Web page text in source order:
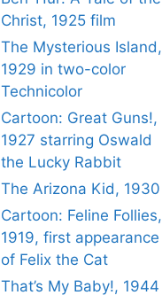
Christ, 1925 film
The Mysterious Island,
1929 in two-color
Technicolor
Cartoon: Great Guns!,
1927 starring Oswald
the Lucky Rabbit
The Arizona Kid, 1930
Cartoon: Feline Follies,
1919, first appearance
of Felix the Cat
That’s My Baby!, 1944